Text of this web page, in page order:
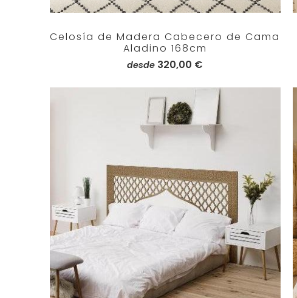
Celosía de Madera Cabecero de Cama
Aladino 168cm
desde 320,00 €